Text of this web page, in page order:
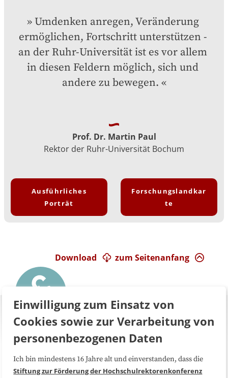
Umdenken anregen, Veränderung
ermöglichen, Fortschritt unterstützen -
an der Ruhr-Universität ist es vor allem
in diesen Feldern möglich, sich und
andere zu bewegen.
Prof. Dr. Martin Paul
Rektor der Ruhr-Universität Bochum
Ausführliches
Porträt
Forschungslandkar
te
zum Seitenanfang
Download
Über uns FAQ
Einwilligung zum Einsatz von
Cookies sowie zur Verarbeitung von
personenbezogenen Daten
Ich bin mindestens 16 Jahre alt und einverstanden, dass die
Stiftung zur Förderung der Hochschulrektorenkonferenz